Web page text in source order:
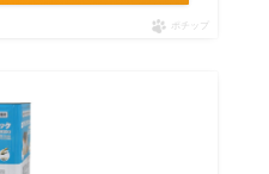
ポチップ